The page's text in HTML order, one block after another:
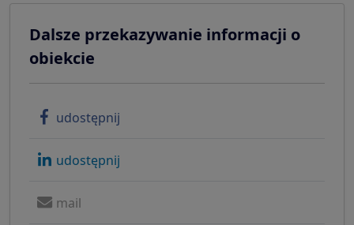
Dalsze przekazywanie informacji o
obiekcie
udostępnij
udostępnij
mail